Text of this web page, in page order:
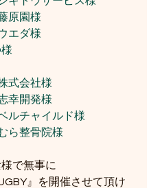
原園様
エダ様
式会社様
幸開発様
ルチャイルド様
ら整骨院様
で無事に
』を開催させて頂け